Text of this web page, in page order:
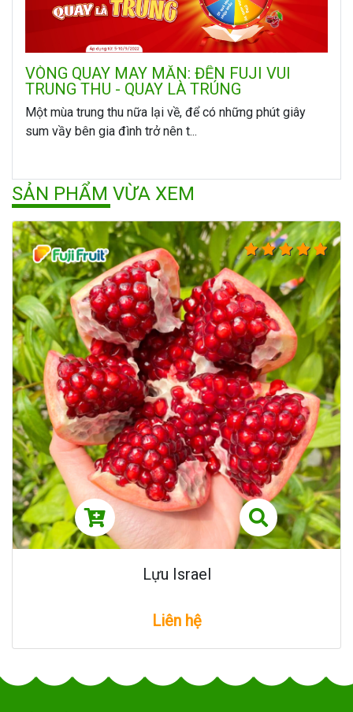
VÒNG QUAY MAY MẮN: ĐẾN FUJI VUI
TRUNG THU - QUAY LÀ TRÚNG
Một mùa trung thu nữa lại về, để có những phút giây
sum vầy bên gia đình trở nên t...
SẢN PHẨM VỪA XEM
Lựu Israel
Liên hệ